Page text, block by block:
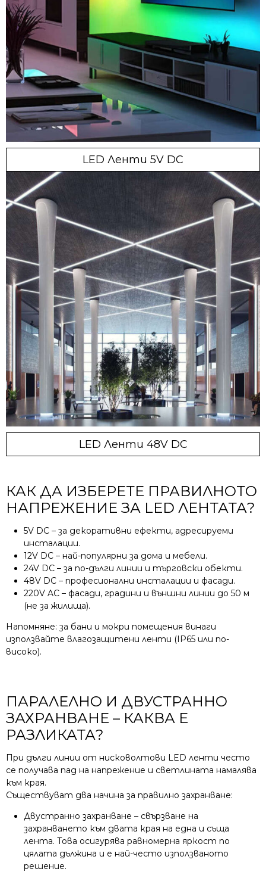
LED Ленти 5V DC
LED Ленти 48V DC
КАК ДА ИЗБЕРЕТЕ ПРАВИЛНОТО
НАПРЕЖЕНИЕ ЗА LED ЛЕНТАТА?
5V DC – за декоративни ефекти, адресируеми
инсталации.
12V DC – най-популярни за дома и мебели.
24V DC – за по-дълги линии и търговски обекти.
48V DC – професионални инсталации и фасади.
220V AC – фасади, градини и външни линии до 50 м
(не за жилища).
Напомняне: за бани и мокри помещения винаги
използвайте влагозащитени ленти (IP65 или по-
високо).
ПАРАЛЕЛНО И ДВУСТРАННО
ЗАХРАНВАНЕ – КАКВА Е
РАЗЛИКАТА?
При дълги линии от нисковолтови LED ленти често
се получава пад на напрежение и светлината намалява
към края.
Съществуват два начина за правилно захранване:
Двустранно захранване – свързване на
захранването към двата края на една и съща
лента. Това осигурява равномерна яркост по
цялата дължина и е най-често използваното
решение.